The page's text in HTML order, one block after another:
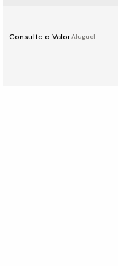
Consulte o Valor